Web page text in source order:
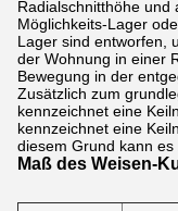
Radialschnitthöhe und
Möglichkeits-Lager
Lager sind entworfen,
der Wohnung in einer
Bewegung in der
Zusätzlich zum
kennzeichnet eine
kennzeichnet eine
diesem Grund kann es
Maß des Weisen-